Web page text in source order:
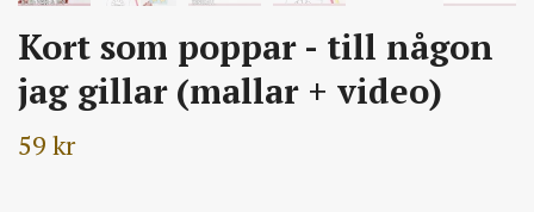
Kort som poppar - till någon
jag gillar (mallar + video)
59 kr